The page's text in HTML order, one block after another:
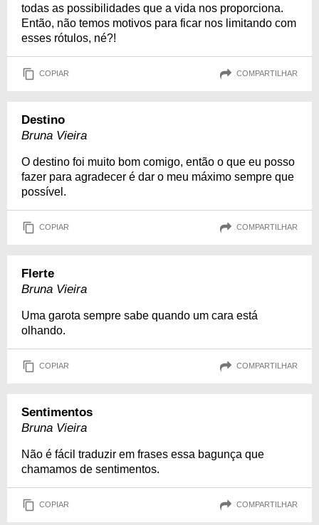
todas as possibilidades que a vida nos proporciona.
Então, não temos motivos para ficar nos limitando com
esses rótulos, né?!
COPIAR COMPARTILHAR
Destino
Bruna Vieira
O destino foi muito bom comigo, então o que eu posso
fazer para agradecer é dar o meu máximo sempre que
possível.
COPIAR COMPARTILHAR
Flerte
Bruna Vieira
Uma garota sempre sabe quando um cara está
olhando.
COPIAR COMPARTILHAR
Sentimentos
Bruna Vieira
Não é fácil traduzir em frases essa bagunça que
chamamos de sentimentos.
COPIAR COMPARTILHAR